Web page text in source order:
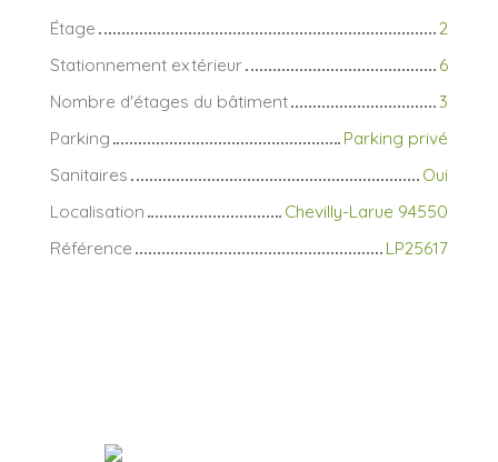
Étage
2
Stationnement extérieur
6
Nombre d'étages du bâtiment
3
Parking
Parking privé
Sanitaires
Oui
Localisation
Chevilly-Larue 94550
Référence
LP25617